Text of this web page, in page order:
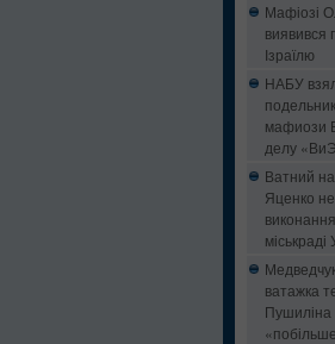
Мафіозі
виявився
Ізраїлю
НАБУ
мафиози
делу
Ватний
Яценко не
міськраді
ватажка
Пушиліна